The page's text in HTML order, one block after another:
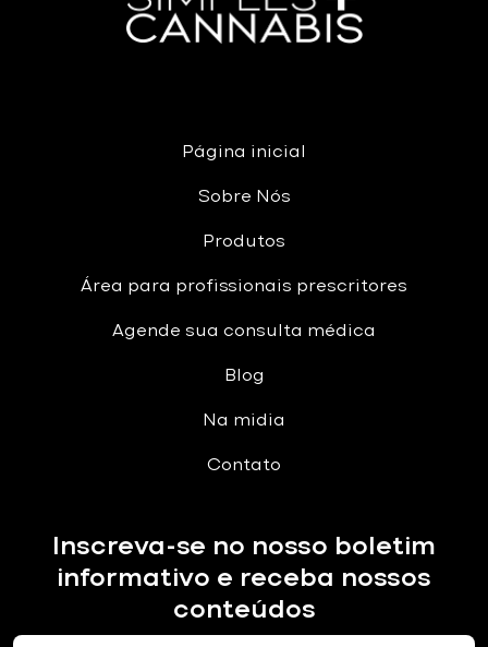
Página inicial
Sobre Nós
Produtos
Área para profissionais prescritores
Agende sua consulta médica
Blog
Na midia
Contato
Inscreva-se no nosso boletim
informativo e receba nossos
conteúdos